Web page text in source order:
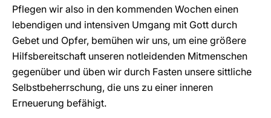
Pflegen wir also in den kommenden Wochen einen
lebendigen und intensiven Umgang mit Gott durch
Gebet und Opfer, bemühen wir uns, um eine größere
Hilfsbereitschaft unseren notleidenden Mitmenschen
gegenüber und üben wir durch Fasten unsere sittliche
Selbstbeherrschung, die uns zu einer inneren
Erneuerung befähigt.